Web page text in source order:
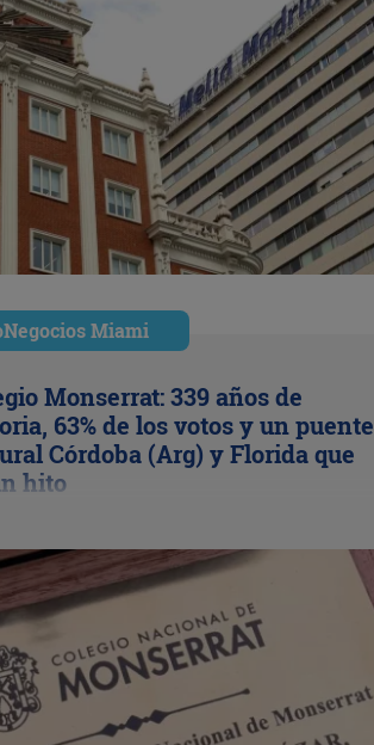
Miami
Monserrat: 339 años de
63% de los votos y un puente
Córdoba (Arg) y Florida que
hito